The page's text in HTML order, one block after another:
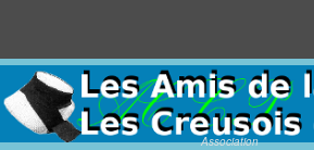
Association